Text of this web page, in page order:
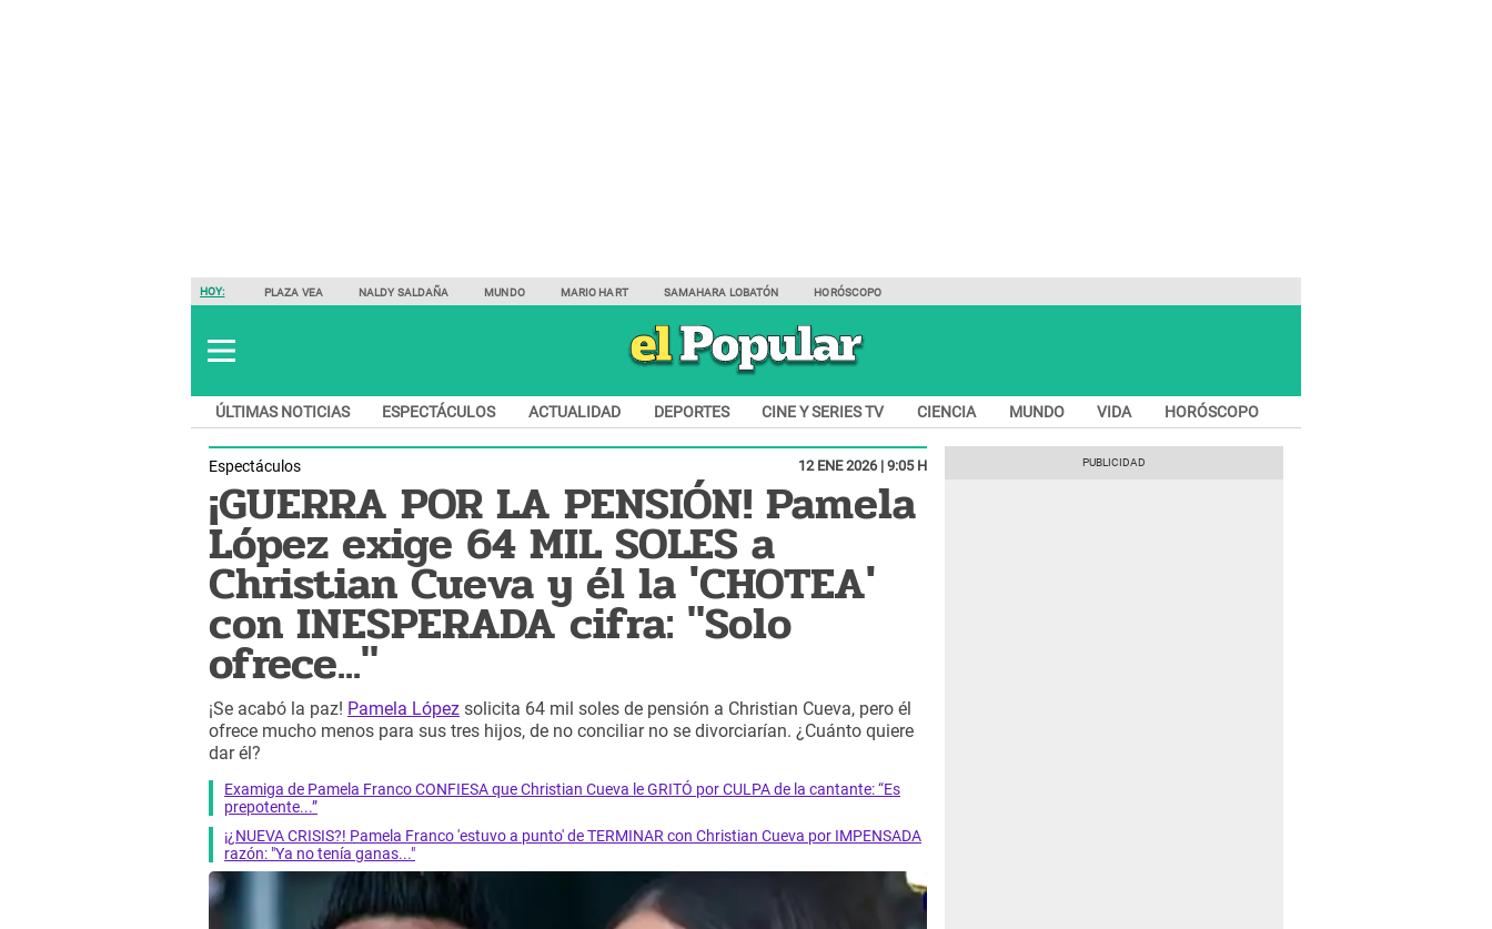
HOY: PLAZA VEA NALDY SALDAÑA MUNDO MARIO HART SAMAHARA LOBATÓN HORÓSCOPO
ÚLTIMAS NOTICIAS ESPECTÁCULOS ACTUALIDAD DEPORTES CINE Y SERIES TV CIENCIA MUNDO VIDA HORÓSCOPO
Espectáculos 12 ENE 2026 | 9:05 H
¡GUERRA POR LA PENSIÓN! Pamela
López exige 64 MIL SOLES a
Christian Cueva y él la 'CHOTEA'
con INESPERADA cifra: "Solo
ofrece..."
¡Se acabó la paz! Pamela López solicita 64 mil soles de pensión a Christian Cueva, pero él
ofrece mucho menos para sus tres hijos, de no conciliar no se divorciarían. ¿Cuánto quiere
dar él?
Examiga de Pamela Franco CONFIESA que Christian Cueva le GRITÓ por CULPA de la cantante: “Es
prepotente...”
¡¿NUEVA CRISIS?! Pamela Franco 'estuvo a punto' de TERMINAR con Christian Cueva por IMPENSADA
razón: "Ya no tenía ganas..."